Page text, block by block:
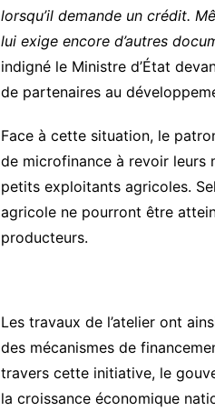
lorsqu’il demande un crédit.
lui exige encore d’autres
indigné le Ministre d’État
de partenaires au
Face à cette situation, le
de microfinance à revoir leurs
petits exploitants agricoles.
agricole ne pourront être
producteurs.
Les travaux de l’atelier ont
des mécanismes de
travers cette initiative, le
la croissance économique